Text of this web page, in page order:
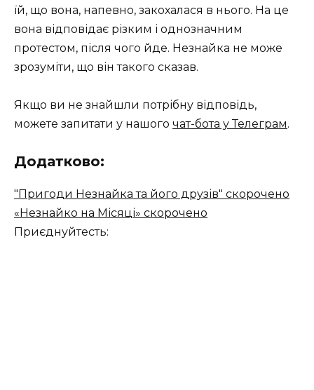
їй, що вона, напевно, закохалася в нього. На це
вона відповідає різким і однозначним
протестом, після чого йде. Незнайка не може
зрозуміти, що він такого сказав.
Якщо ви не знайшли потрібну відповідь,
можете запитати у нашого чат-бота у Телеграм.
Додатково:
"Пригоди Незнайка та його друзів" скорочено
«Незнайко на Місяці» скорочено
Приєднуйтесть: